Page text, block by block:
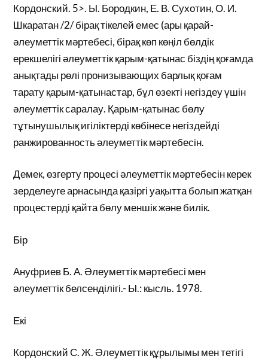
Кордонский. 5>. Ы. Бородкин, Е. В. Сухотин, О. И.
Шкаратан /2/ бірақ тікелей емес (ары қарай-
әлеуметтік мәртебесі, бірақ көп көңіл бөлдік
ерекшелігі әлеуметтік қарым-қатынас біздің қоғамда
анықтады рөлі пронизывающих барлық қоғам
тарату қарым-қатынастар, бұл өзекті негіздеу үшін
әлеуметтік саралау. Қарым-қатынас бөлу
тұтынушылық игіліктерді көбінесе негіздейді
ранжированность әлеуметтік мәртебесін.
Демек, өзгерту процесі әлеуметтік мәртебесін керек
зерделеуге арнасында қазіргі уақытта болып жатқан
процестерді қайта бөлу меншік және билік.
Бір
Ануфриев Б. А. Әлеуметтік мәртебесі мен
әлеуметтік белсенділігі.- Ы.: кысль. 1978.
Екі
Кордонский С. Ж. Әлеуметтік құрылымы мен тетігі